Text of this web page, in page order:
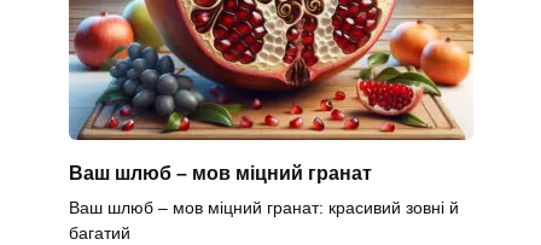
Ваш шлюб – мов міцний гранат
Ваш шлюб – мов міцний гранат: красивий зовні й
багатий